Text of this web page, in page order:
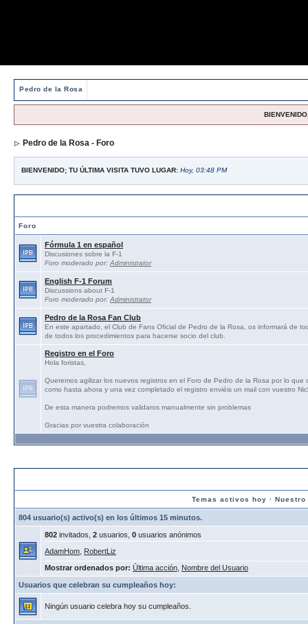
Pedro de la Rosa
Pedro de la Rosa - Foro
BIENVENIDO; TU ÚLTIMA VISITA TUVO LUGAR: Hoy, 03:48 PM
Foro
Fórmula 1 en español
Discusiones sobre la F-1
Foro moderado por: Administrator
English F-1 Forum
Discussions about F-1
Foro moderado por: Administrator
Pedro de la Rosa Fan Club
En este apartado, el Club de Fans Oficial de Pedro de la Rosa, os informará de
de todos los procedimientos para hacerse socio del club.
Registro en el Foro
Hola foristas,
Queremos agilizar los nuevos registros en el Foro de Pedro de la Rosa por lo
como hasta ahora y una vez completado el registro enviéis un mail con vuestro
De esta manera podremos validaros manualmente sin problemas
Gracias por vuestra colaboración
Temas activos hoy · Nuestro
804 usuario(s) activo(s) en los últimos 15 minutos.
802 invitados, 2 usuarios, 0 usuarios anónimos
AdamHom RobertLiz
Mostrar ordenados por: Última acción Nombre del Usuario
Usuarios que celebran su cumpleaños hoy:
Ningún usuario celebra hoy su cumpleaños.